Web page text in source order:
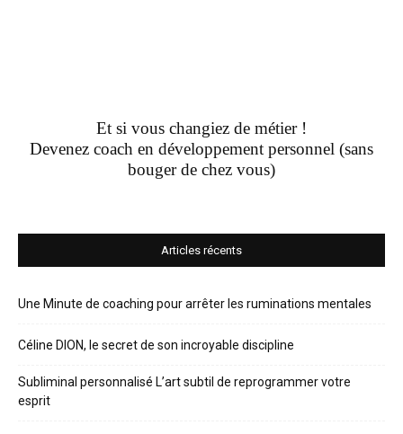
Et si vous changiez de métier !
Devenez coach en développement personnel (sans
bouger de chez vous)
Articles récents
Une Minute de coaching pour arrêter les ruminations mentales
Céline DION, le secret de son incroyable discipline
Subliminal personnalisé L’art subtil de reprogrammer votre
esprit